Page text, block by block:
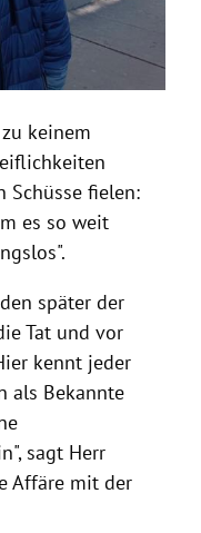
keinem
Schüsse fielen:
es so weit
später der
Tat und vor
kennt jeder
als Bekannte
sagt Herr
Affäre mit der